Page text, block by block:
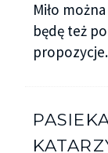
Miło
będę też
propozycje.